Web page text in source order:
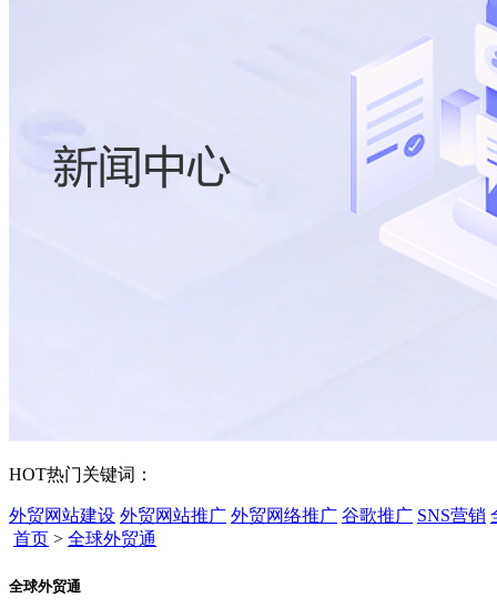
HOT热门关键词：
外贸网站建设 外贸网站推广 外贸网络推广 谷歌推广 SNS营销
首页 > 全球外贸通
全球外贸通